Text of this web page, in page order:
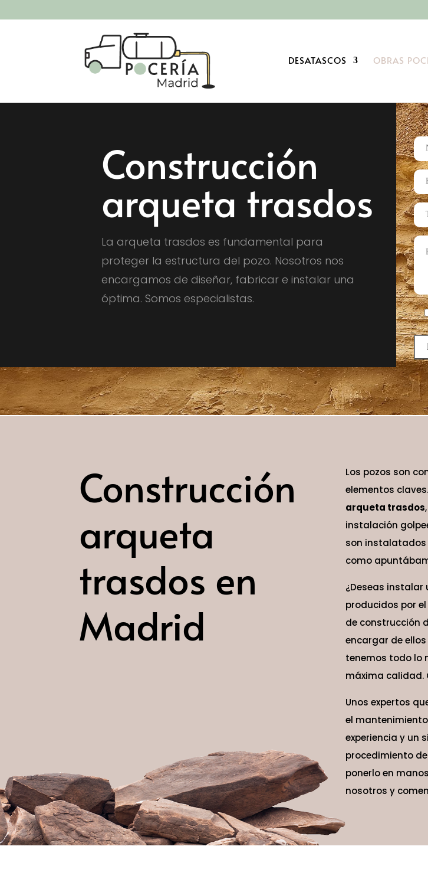
DESATASCOS OBRAS
Construcción
arqueta trasdos
La arqueta trasdos es fundamental para
proteger la estructura del pozo. Nosotros nos
encargamos de diseñar, fabricar e instalar una
óptima. Somos especialistas.
Construcción
arqueta
trasdos en
Madrid
Los pozos son
elementos
arqueta trasdos
instalación
son instalatados
como
¿Deseas instalar
producidos por
de construcción
encargar de
tenemos todo lo
máxima calidad.
Unos expertos
el
experiencia y un
procedimiento
ponerlo en
nosotros y